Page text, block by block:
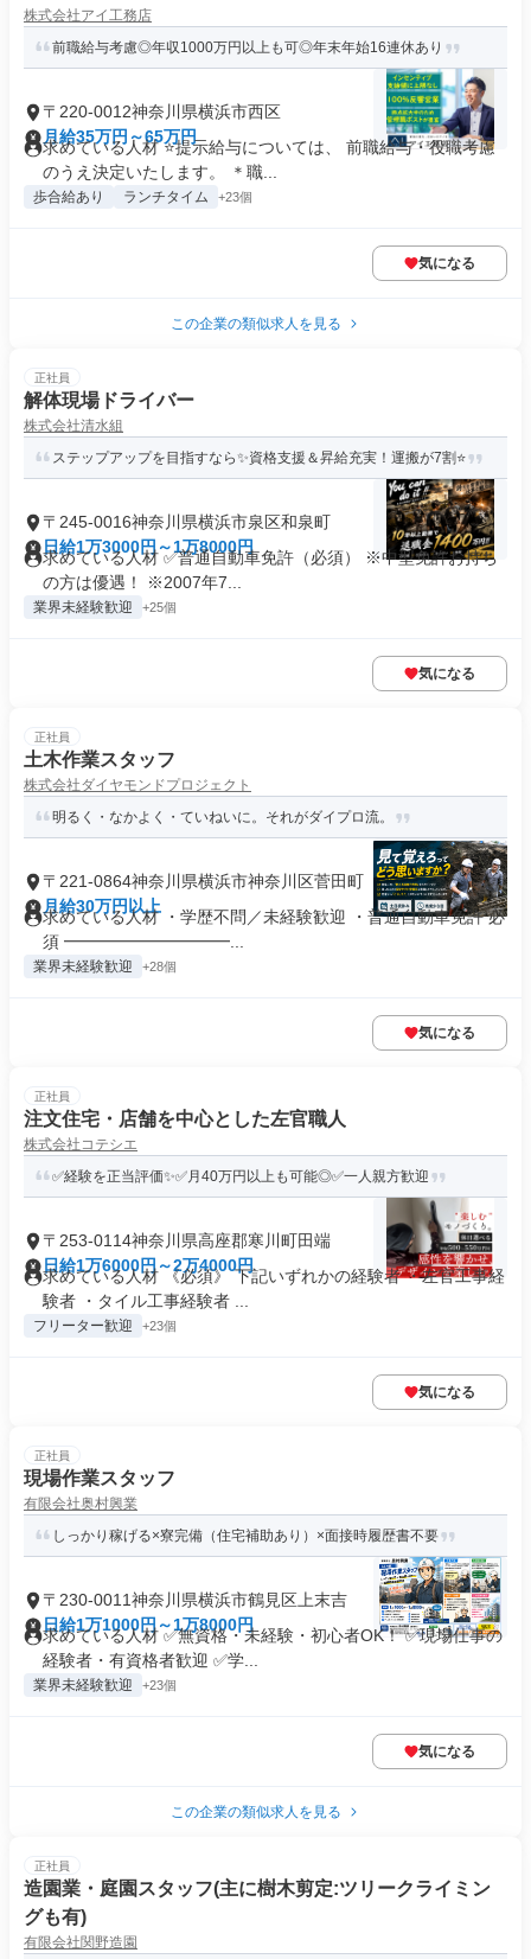
株式会社アイ工務店
前職給与考慮◎年収1000万円以上も可◎年末年始16連休あり
〒220-0012神奈川県横浜市西区
月給35万円～65万円
求めている人材 ⭐提示給与については、 前職給与・役職考慮
のうえ決定いたします。 ＊職...
歩合給あり ランチタイム +23個
気になる
この企業の類似求人を見る
正社員
解体現場ドライバー
株式会社清水組
ステップアップを目指すなら✨資格支援＆昇給充実！運搬が7割⭐
〒245-0016神奈川県横浜市泉区和泉町
日給1万3000円～1万8000円
求めている人材 ✅普通自動車免許（必須） ※中型免許お持ち
の方は優遇！ ※2007年7...
業界未経験歓迎 +25個
気になる
正社員
土木作業スタッフ
株式会社ダイヤモンドプロジェクト
明るく・なかよく・ていねいに。それがダイプロ流。
〒221-0864神奈川県横浜市神奈川区菅田町
月給30万円以上
求めている人材 ・学歴不問／未経験歓迎 ・普通自動車免許 必
須 ━━━━━━━━━━...
業界未経験歓迎 +28個
気になる
正社員
注文住宅・店舗を中心とした左官職人
株式会社コテシエ
✅経験を正当評価✨✅月40万円以上も可能◎✅一人親方歓迎
〒253-0114神奈川県高座郡寒川町田端
日給1万6000円～2万4000円
求めている人材 《必須》 下記いずれかの経験者 ・左官工事経
験者 ・タイル工事経験者 ...
フリーター歓迎 +23個
気になる
正社員
現場作業スタッフ
有限会社奥村興業
しっかり稼げる×寮完備（住宅補助あり）×面接時履歴書不要
〒230-0011神奈川県横浜市鶴見区上末吉
日給1万1000円～1万8000円
求めている人材 ✅無資格・未経験・初心者OK！ ✅現場仕事の
経験者・有資格者歓迎 ✅学...
業界未経験歓迎 +23個
気になる
この企業の類似求人を見る
正社員
造園業・庭園スタッフ(主に樹木剪定:ツリークライミン
グも有)
有限会社関野造園